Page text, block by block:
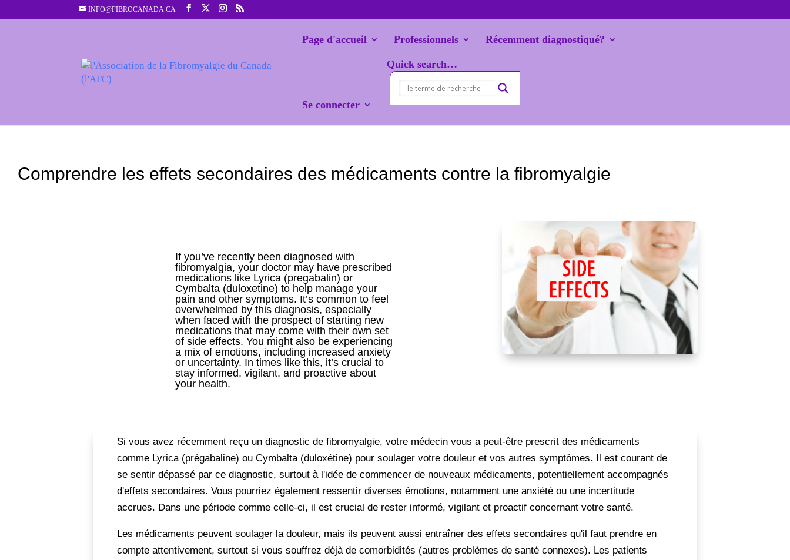
INFO@FIBROCANADA.CA
Page d'accueil Professionnels Récemment diagnostiqué?
Se connecter
Quick search…
Comprendre les effets secondaires des médicaments contre la fibromyalgie
If you’ve recently been diagnosed with
fibromyalgia, your doctor may have prescribed
medications like Lyrica (pregabalin) or
Cymbalta (duloxetine) to help manage your
pain and other symptoms. It’s common to feel
overwhelmed by this diagnosis, especially
when faced with the prospect of starting new
medications that may come with their own set
of side effects. You might also be experiencing
a mix of emotions, including increased anxiety
or uncertainty. In times like this, it’s crucial to
stay informed, vigilant, and proactive about
your health.
Si vous avez récemment reçu un diagnostic de fibromyalgie, votre médecin vous a peut-être prescrit des médicaments
comme Lyrica (prégabaline) ou Cymbalta (duloxétine) pour soulager votre douleur et vos autres symptômes. Il est courant de
se sentir dépassé par ce diagnostic, surtout à l'idée de commencer de nouveaux médicaments, potentiellement accompagnés
d'effets secondaires. Vous pourriez également ressentir diverses émotions, notamment une anxiété ou une incertitude
accrues. Dans une période comme celle-ci, il est crucial de rester informé, vigilant et proactif concernant votre santé.
Les médicaments peuvent soulager la douleur, mais ils peuvent aussi entraîner des effets secondaires qu'il faut prendre en
compte attentivement, surtout si vous souffrez déjà de comorbidités (autres problèmes de santé connexes). Les patients